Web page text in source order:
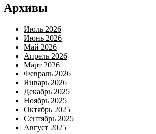
Архивы
Июль 2026
Июнь 2026
Май 2026
Апрель 2026
Март 2026
Февраль 2026
Январь 2026
Декабрь 2025
Ноябрь 2025
Октябрь 2025
Сентябрь 2025
Август 2025